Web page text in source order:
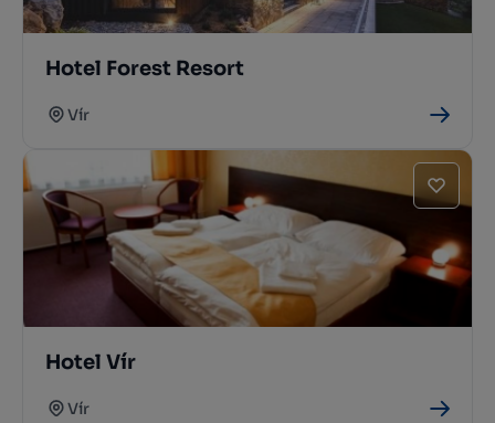
Hotel Forest Resort
Vír
Hotel Vír
Vír